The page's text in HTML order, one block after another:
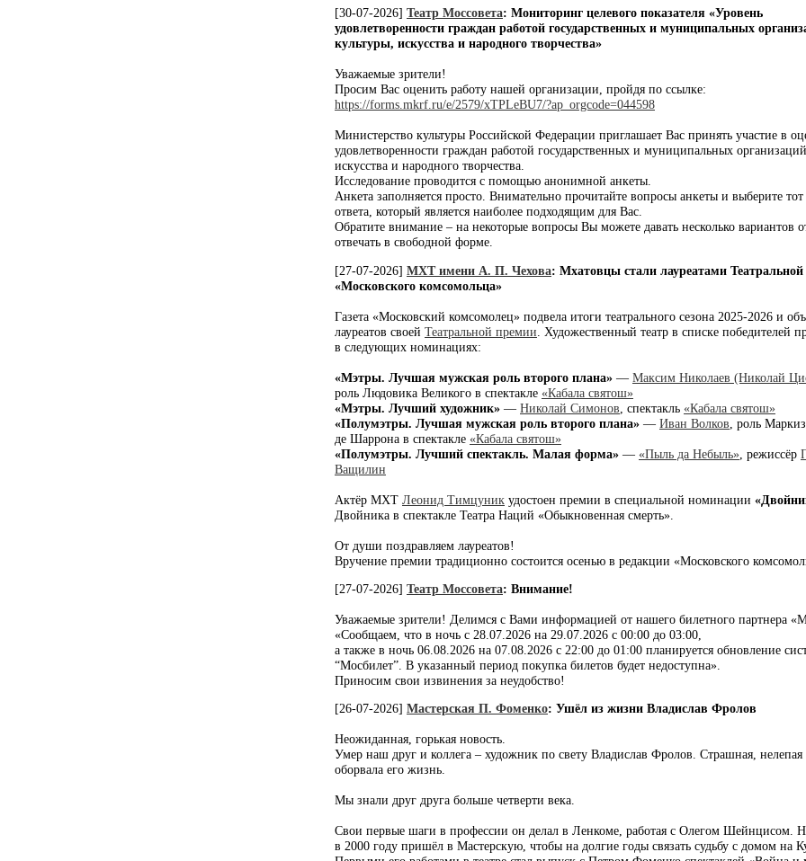
[30-07-2026] Театр Моссовета: Мониторинг целевого показателя «Уровень
удовлетворенности граждан работой государственных и муниципальных
культуры, искусства и народного творчества»
Уважаемые зрители!
Просим Вас оценить работу нашей организации, пройдя по ссылке:
https://forms.mkrf.ru/e/2579/xTPLeBU7/?ap_orgcode=044598
Министерство культуры Российской Федерации приглашает Вас принять участие в
удовлетворенности граждан работой государственных и муниципальных организаций
искусства и народного творчества.
Исследование проводится с помощью анонимной анкеты.
Анкета заполняется просто. Внимательно прочитайте вопросы анкеты и выберите тот
ответа, который является наиболее подходящим для Вас.
Обратите внимание – на некоторые вопросы Вы можете давать несколько вариантов
отвечать в свободной форме.
[27-07-2026] МХТ имени А. П. Чехова: Мхатовцы стали лауреатами
«Московского комсомольца»
Газета «Московский комсомолец» подвела итоги театрального сезона 2025-2026 и
лауреатов своей Театральной премии . Художественный театр в списке победителей
в следующих номинациях:
«Мэтры. Лучшая мужская роль второго плана» — Максим Николаев (Николай
роль Людовика Великого в спектакле «Кабала святош»
«Мэтры. Лучший художник» — Николай Симонов , спектакль «Кабала святош»
«Полумэтры. Лучшая мужская роль второго плана» — Иван Волков , роль
де Шаррона в спектакле «Кабала святош»
«Полумэтры. Лучший спектакль. Малая форма» — «Пыль да Небыль» , режиссёр
Ващилин
Актёр МХТ Леонид Тимцуник удостоен премии в специальной номинации
Двойника в спектакле Театра Наций «Обыкновенная смерть».
От души поздравляем лауреатов!
Вручение премии традиционно состоится осенью в редакции «Московского
[27-07-2026] Театр Моссовета: Внимание!
Уважаемые зрители! Делимся с Вами информацией от нашего билетного партнера
«Сообщаем, что в ночь с 28.07.2026 на 29.07.2026 с 00:00 до 03:00,
а также в ночь 06.08.2026 на 07.08.2026 с 22:00 до 01:00 планируется обновление
“Мосбилет”. В указанный период покупка билетов будет недоступна».
Приносим свои извинения за неудобство!
[26-07-2026] Мастерская П. Фоменко: Ушёл из жизни Владислав Фролов
Неожиданная, горькая новость.
Умер наш друг и коллега – художник по свету Владислав Фролов. Страшная, нелепая
оборвала его жизнь.
Мы знали друг друга больше четверти века.
Свои первые шаги в профессии он делал в Ленкоме, работая с Олегом Шейнцисом.
в 2000 году пришёл в Мастерскую, чтобы на долгие годы связать судьбу с домом на